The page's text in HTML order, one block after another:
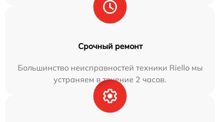
Срочный ремонт
Большинство неисправностей техники Riello мы
устраняем в течение 2 часов.